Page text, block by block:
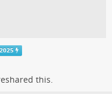
this.